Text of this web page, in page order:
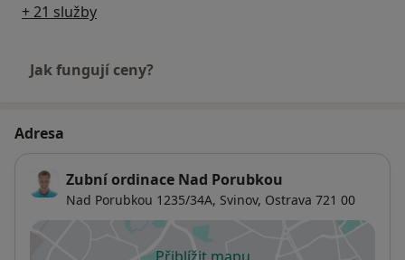
+ 21 služby
Jak fungují ceny?
Adresa
Zubní ordinace Nad Porubkou
Nad Porubkou 1235/34A, Svinov, Ostrava 721 00